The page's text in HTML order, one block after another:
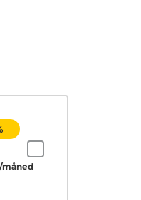
/måned